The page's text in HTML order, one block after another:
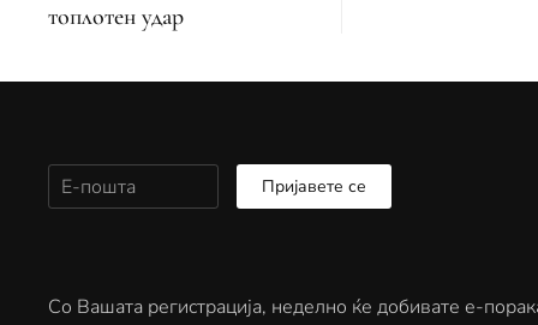
топлотен удар
Пријавете се
Со Вашата регистрација, неделно ќе добивате е-